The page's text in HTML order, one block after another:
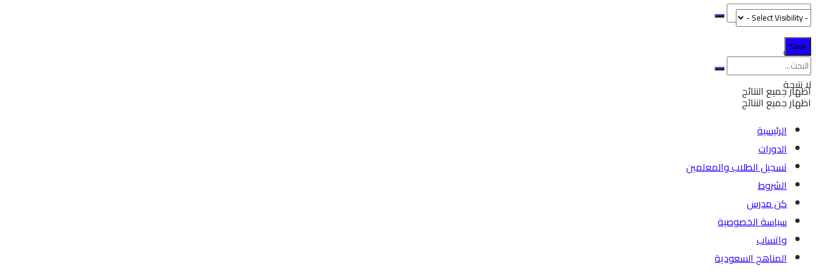
لا نتيجة
اظهار جميع النتائج
لا نتيجة
اظهار جميع النتائج
الرئيسية
الدورات
تسجيل الطلاب والمعلمين
الشروط
كن مدرس
سياسة الخصوصية
واتساب
المناهج السعودية